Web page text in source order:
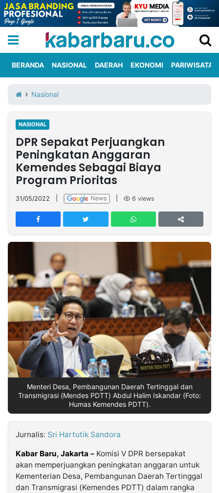
Iklan
Berita
Kami
Nasional
International
Olahraga
Entertainment
Daerah
Pariwisata
Kuliner
Kolom
Network
PT
TREETAN
MULTIMEDIA
INDONESIA
Insight
NTB
Suara
Time
Lens
IDN
Daily
Jogja
Jalan
Rakyat
Idealita
News
Kita
Notice
Dinamikapost.com
Radar
Baru
Seedbacklink
Follow
Kabarbaru
Kabarbaru.co
2026
BERANDA NASIONAL DAERAH EKONOMI PARIWISATA
Nasional
NASIONAL
DPR Sepakat Perjuangkan
Peningkatan Anggaran
Kemendes Sebagai Biaya
Program Prioritas
31/05/2022 6 views
Menteri Desa, Pembangunan Daerah Tertinggal dan
Transmigrasi (Mendes PDTT) Abdul Halim Iskandar (Foto:
Humas Kemendes PDTT).
Jurnalis: Sri Hartutik Sandora
Kabar Baru, Jakarta – Komisi V DPR bersepakat
akan memperjuangkan peningkatan anggaran untuk
Kementerian Desa, Pembangunan Daerah Tertinggal
dan Transmigrasi (Kemendes PDTT) dalam rangka